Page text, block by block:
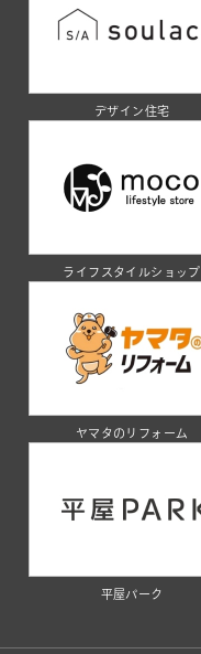
デザイン住宅
ライフスタイルショップ
ヤマタのリフォーム
平屋パーク